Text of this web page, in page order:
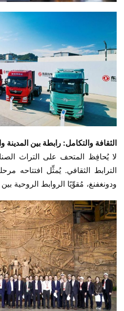
الثقافة والتكامل: رابطة بين المدينة
ودونغفنغ، مُقوِّيًا الروابط الروحية